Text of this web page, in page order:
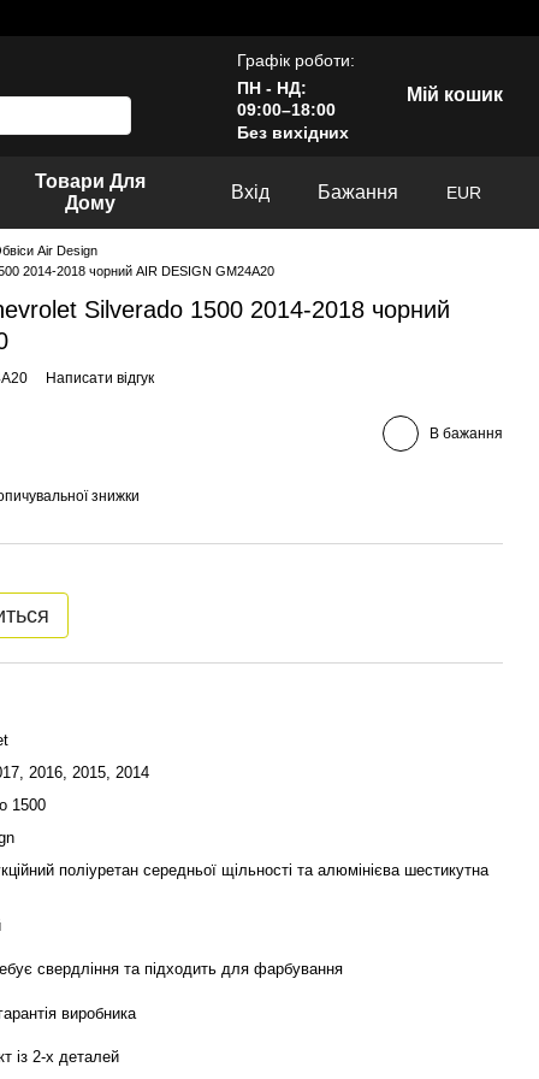
Графік роботи:
ПН - НД:
09:00–18:00
Без вихідних
Мій кошик
Товари Для
Дому
Вхід Бажання EUR
Air Design
2014-2018 чорний AIR DESIGN GM24A20
Silverado 1500 2014-2018 чорний
Написати відгук
В бажання
знижки
2016, 2015, 2014
1500
поліуретан середньої щільності та алюмінієва шестикутна
свердління та підходить для фарбування
виробника
із 2-х деталей